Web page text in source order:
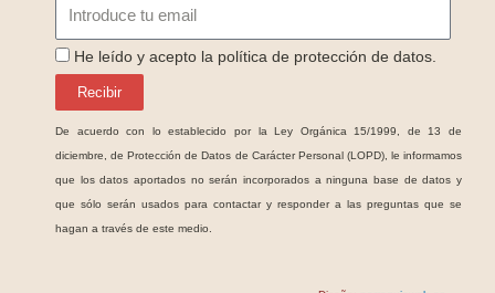
ProteccionDatos
He leído y acepto la política de protección de datos.
Recibir
De acuerdo con lo establecido por la Ley Orgánica 15/1999, de 13 de
diciembre, de Protección de Datos de Carácter Personal (LOPD), le informamos
que los datos aportados no serán incorporados a ninguna base de datos y
que sólo serán usados para contactar y responder a las preguntas que se
hagan a través de este medio.